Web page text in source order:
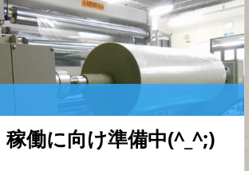
働に向け準備中(^_^;)